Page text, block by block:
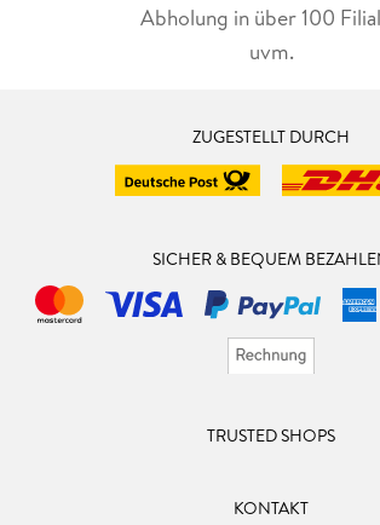
Abholung in über 100
uvm.
ZUGESTELLT DURCH
SICHER & BEQUEM
TRUSTED SHOPS
KONTAKT